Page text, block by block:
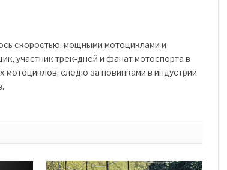
скоростью, мощными мотоциклами и
участник трек-дней и фанат мотоспорта в
мотоциклов, следю за новинками в индустрии